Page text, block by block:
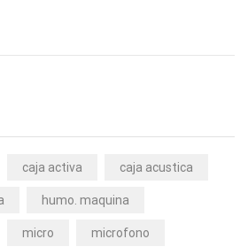
caja activa caja acustica
humo. maquina
micro microfono